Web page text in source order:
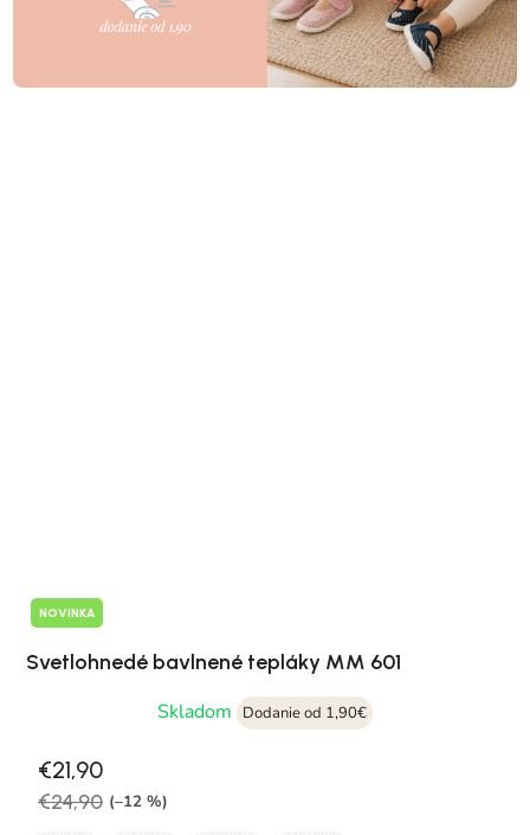
NOVINKA
Svetlohnedé bavlnené tepláky MM 601
Skladom
Dodanie od 1,90€
€21,90
€24,90 (–12 %)